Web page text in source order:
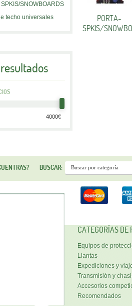
SPKIS/SNOWBOARDS
techo universales
PORTA-
SPKIS/
BUSCAR:
CATEGORÍAS DE
Equipos de
Llantas
Expediciones y
Transmisión y
Accesorios
Recomendados